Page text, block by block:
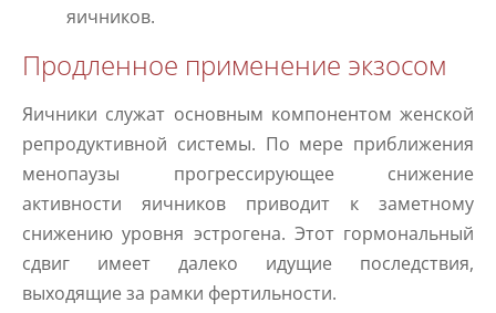
яичников.
Продленное применение экзосом
Яичники служат основным компонентом женской
репродуктивной системы. По мере приближения
менопаузы прогрессирующее снижение
активности яичников приводит к заметному
снижению уровня эстрогена. Этот гормональный
сдвиг имеет далеко идущие последствия,
выходящие за рамки фертильности.